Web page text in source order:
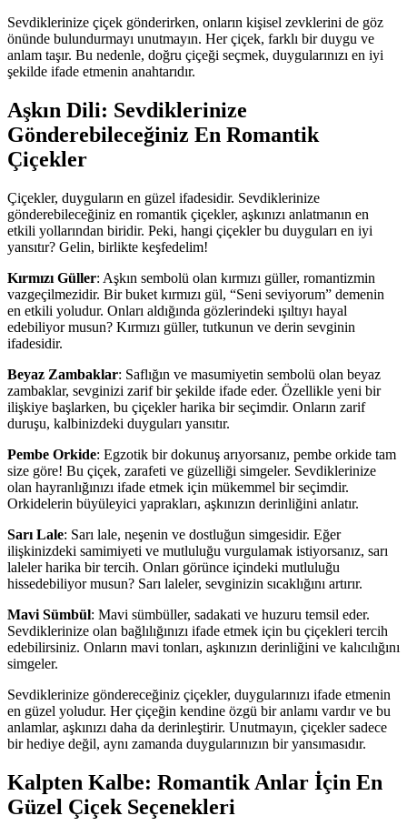
Sevdiklerinize çiçek gönderirken, onların kişisel zevklerini de göz
önünde bulundurmayı unutmayın. Her çiçek, farklı bir duygu ve
anlam taşır. Bu nedenle, doğru çiçeği seçmek, duygularınızı en iyi
şekilde ifade etmenin anahtarıdır.
Aşkın Dili: Sevdiklerinize
Gönderebileceğiniz En Romantik
Çiçekler
Çiçekler, duyguların en güzel ifadesidir. Sevdiklerinize
gönderebileceğiniz en romantik çiçekler, aşkınızı anlatmanın en
etkili yollarından biridir. Peki, hangi çiçekler bu duyguları en iyi
yansıtır? Gelin, birlikte keşfedelim!
Kırmızı Güller: Aşkın sembolü olan kırmızı güller, romantizmin
vazgeçilmezidir. Bir buket kırmızı gül, “Seni seviyorum” demenin
en etkili yoludur. Onları aldığında gözlerindeki ışıltıyı hayal
edebiliyor musun? Kırmızı güller, tutkunun ve derin sevginin
ifadesidir.
Beyaz Zambaklar: Saflığın ve masumiyetin sembolü olan beyaz
zambaklar, sevginizi zarif bir şekilde ifade eder. Özellikle yeni bir
ilişkiye başlarken, bu çiçekler harika bir seçimdir. Onların zarif
duruşu, kalbinizdeki duyguları yansıtır.
Pembe Orkide: Egzotik bir dokunuş arıyorsanız, pembe orkide tam
size göre! Bu çiçek, zarafeti ve güzelliği simgeler. Sevdiklerinize
olan hayranlığınızı ifade etmek için mükemmel bir seçimdir.
Orkidelerin büyüleyici yaprakları, aşkınızın derinliğini anlatır.
Sarı Lale: Sarı lale, neşenin ve dostluğun simgesidir. Eğer
ilişkinizdeki samimiyeti ve mutluluğu vurgulamak istiyorsanız, sarı
laleler harika bir tercih. Onları görünce içindeki mutluluğu
hissedebiliyor musun? Sarı laleler, sevginizin sıcaklığını artırır.
Mavi Sümbül: Mavi sümbüller, sadakati ve huzuru temsil eder.
Sevdiklerinize olan bağlılığınızı ifade etmek için bu çiçekleri tercih
edebilirsiniz. Onların mavi tonları, aşkınızın derinliğini ve kalıcılığını
simgeler.
Sevdiklerinize göndereceğiniz çiçekler, duygularınızı ifade etmenin
en güzel yoludur. Her çiçeğin kendine özgü bir anlamı vardır ve bu
anlamlar, aşkınızı daha da derinleştirir. Unutmayın, çiçekler sadece
bir hediye değil, aynı zamanda duygularınızın bir yansımasıdır.
Kalpten Kalbe: Romantik Anlar İçin En
Güzel Çiçek Seçenekleri